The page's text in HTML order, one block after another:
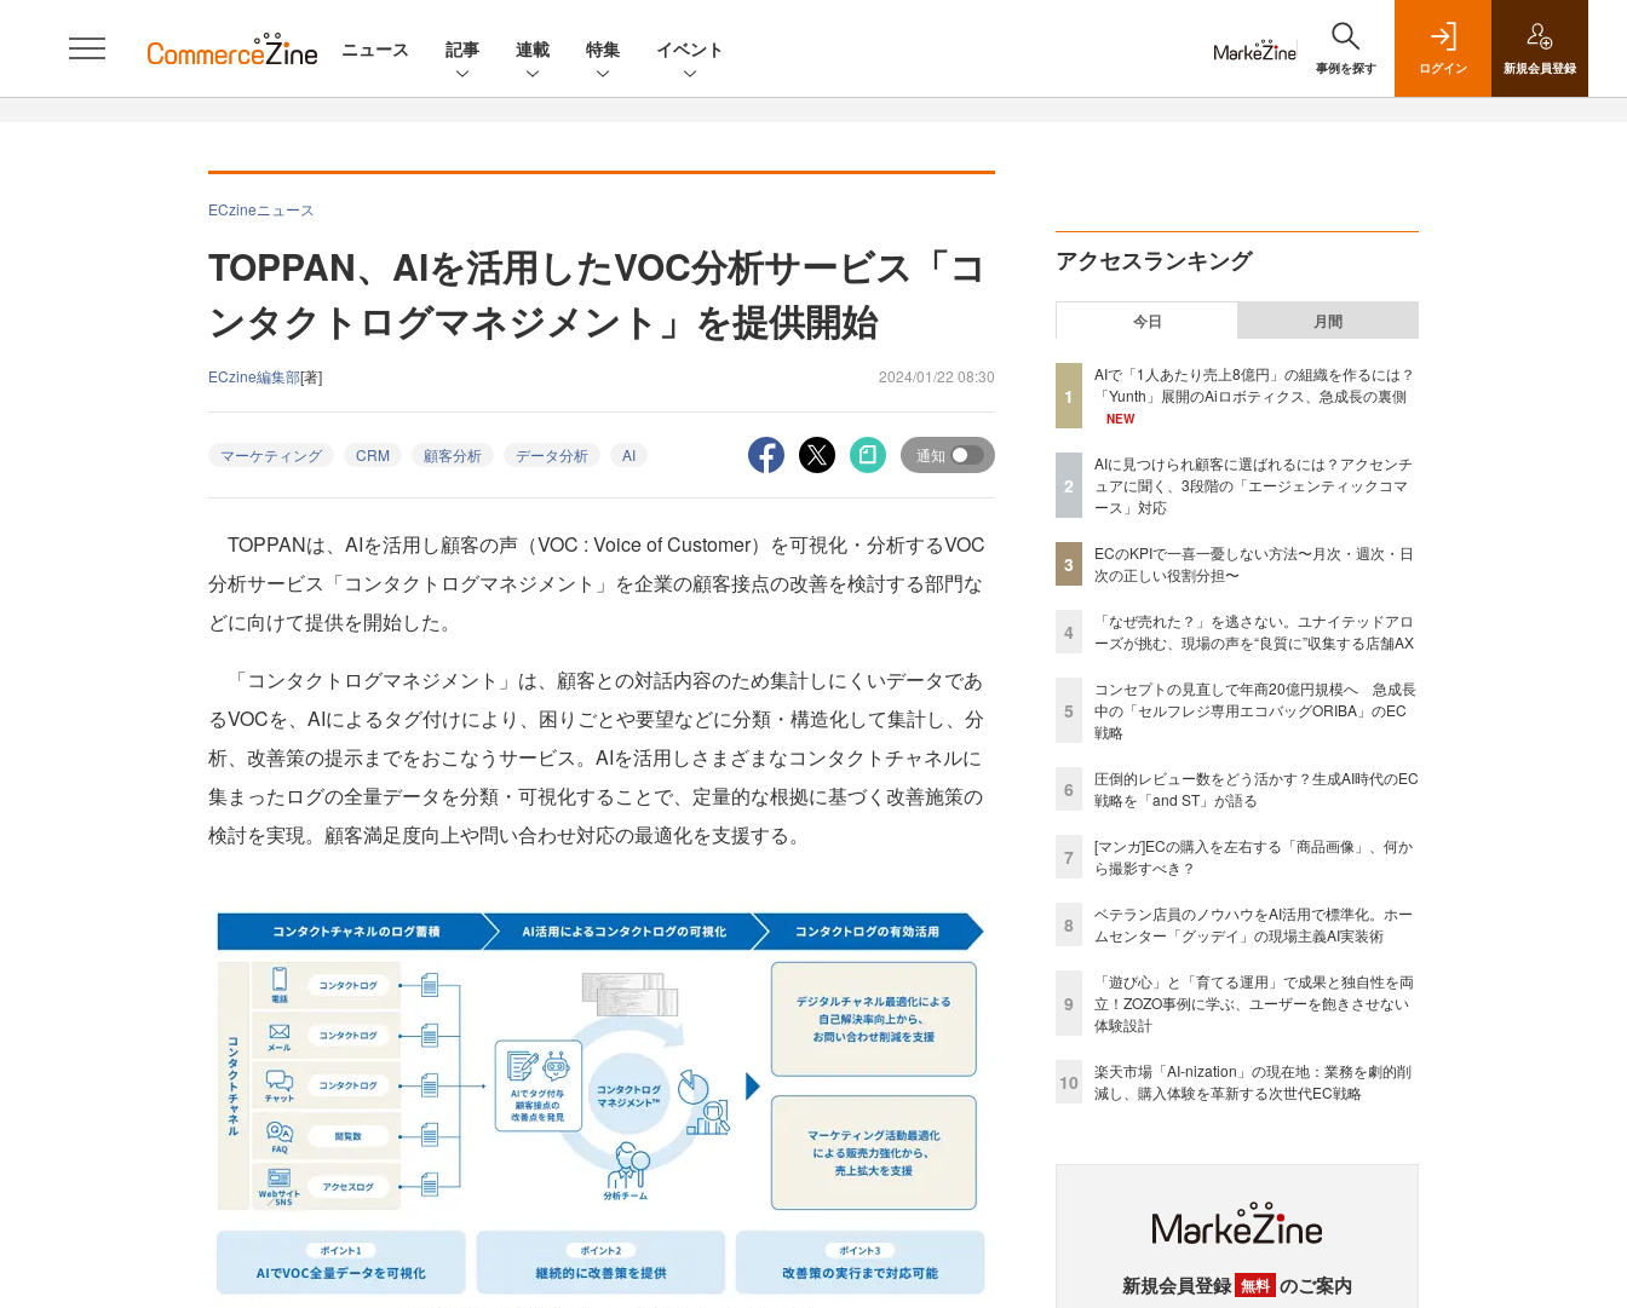
ニュース 記事 連載 特集 イベント
事例を探す ログイン 新規会員登録
ECzineニュース
TOPPAN、AIを活用したVOC分析サービス「コ
ンタクトログマネジメント」を提供開始
ECzine編集部[著] 2024/01/22 08:30
マーケティング CRM 顧客分析 データ分析 AI 通知
TOPPANは、AIを活用し顧客の声（VOC : Voice of Customer）を可視化・分析するVOC
分析サービス「コンタクトログマネジメント」を企業の顧客接点の改善を検討する部門な
どに向けて提供を開始した。
「コンタクトログマネジメント」は、顧客との対話内容のため集計しにくいデータであ
るVOCを、AIによるタグ付けにより、困りごとや要望などに分類・構造化して集計し、分
析、改善策の提示までをおこなうサービス。AIを活用しさまざまなコンタクトチャネルに
集まったログの全量データを分類・可視化することで、定量的な根拠に基づく改善施策の
検討を実現。顧客満足度向上や問い合わせ対応の最適化を支援する。
アクセスランキング
今日 月間
1
AIで「1人あたり売上8億円」の組織を作るには？
「Yunth」展開のAiロボティクス、急成長の裏側
NEW
2
AIに見つけられ顧客に選ばれるには？アクセンチ
ュアに聞く、3段階の「エージェンティックコマ
ース」対応
3
ECのKPIで一喜一憂しない方法〜月次・週次・日
次の正しい役割分担〜
4
「なぜ売れた？」を逃さない。ユナイテッドアロ
ーズが挑む、現場の声を“良質に”収集する店舗AX
5
コンセプトの見直しで年商20億円規模へ 急成長
中の「セルフレジ専用エコバッグORIBA」のEC
戦略
6
圧倒的レビュー数をどう活かす？生成AI時代のEC
戦略を「and ST」が語る
7
[マンガ]ECの購入を左右する「商品画像」、何か
ら撮影すべき？
8
ベテラン店員のノウハウをAI活用で標準化。ホー
ムセンター「グッデイ」の現場主義AI実装術
9
「遊び心」と「育てる運用」で成果と独自性を両
立！ZOZO事例に学ぶ、ユーザーを飽きさせない
体験設計
10
楽天市場「AI-nization」の現在地：業務を劇的削
減し、購入体験を革新する次世代EC戦略
新規会員登録 無料 のご案内